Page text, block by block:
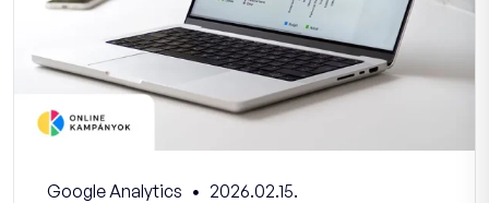
Google Analytics 2026.02.15.